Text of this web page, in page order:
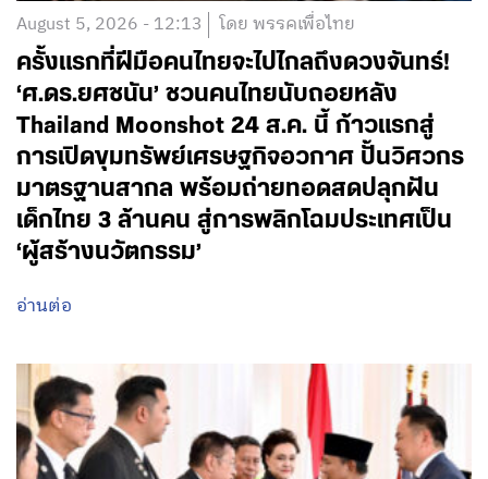
August 5, 2026 - 12:13 โดย พรรคเพื่อไทย
ครั้งแรกที่ฝีมือคนไทยจะไปไกลถึงดวงจันทร์!
‘ศ.ดร.ยศชนัน’ ชวนคนไทยนับถอยหลัง
Thailand Moonshot 24 ส.ค. นี้ ก้าวแรกสู่
การเปิดขุมทรัพย์เศรษฐกิจอวกาศ ปั้นวิศวกร
มาตรฐานสากล พร้อมถ่ายทอดสดปลุกฝัน
เด็กไทย 3 ล้านคน สู่การพลิกโฉมประเทศเป็น
‘ผู้สร้างนวัตกรรม’
อ่านต่อ